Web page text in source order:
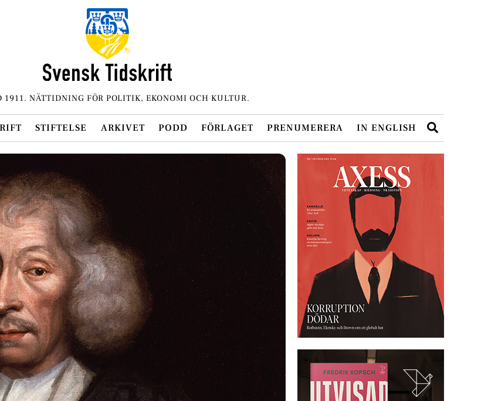
1911. NÄTTIDNING FÖR POLITIK, EKONOMI OCH KULTUR.
STIFTELSE ARKIVET PODD FÖRLAGET PRENUMERERA IN ENGLISH